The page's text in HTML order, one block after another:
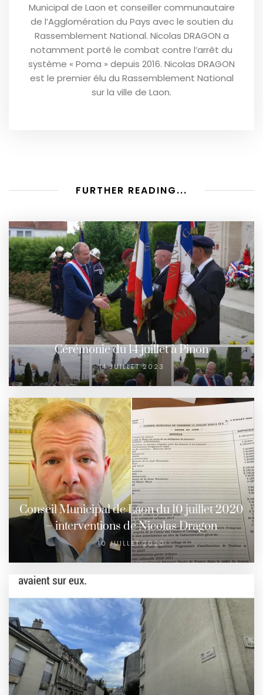
Municipal de Laon et conseiller communautaire
de l’Agglomération du Pays avec le soutien du
Rassemblement National. Nicolas DRAGON a
notamment porté le combat contre l’arrêt du
système « Poma » depuis 2016. Nicolas DRAGON
est le premier élu du Rassemblement National
sur la ville de Laon.
FURTHER READING...
Cérémonie du 14 juillet à Pinon
14 JUILLET 2023
Conseil Municipal de Laon du 10 juillet 2020
– interventions de Nicolas Dragon
10 JUILLET 2020